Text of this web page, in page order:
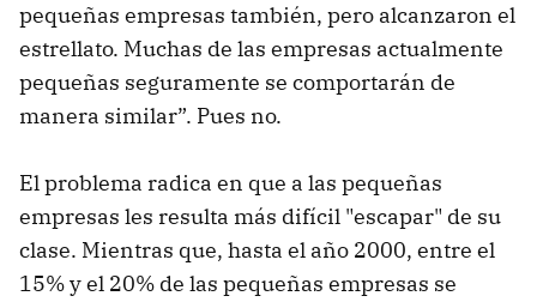
pequeñas empresas también, pero alcanzaron el
estrellato. Muchas de las empresas actualmente
pequeñas seguramente se comportarán de
manera similar”. Pues no.
El problema radica en que a las pequeñas
empresas les resulta más difícil "escapar" de su
clase. Mientras que, hasta el año 2000, entre el
15% y el 20% de las pequeñas empresas se